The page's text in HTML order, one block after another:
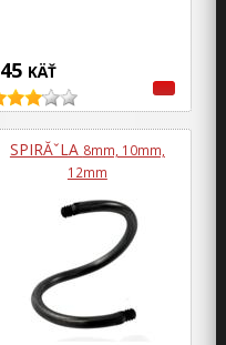
45 KÄŤ
SPIRĂˇLA 8mm, 10mm,
12mm